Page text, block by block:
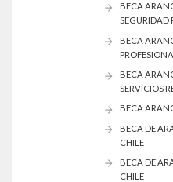
BECA
SEGURIDAD
BECA
BECA
SERVICIOS
BECA
BECA DE
CHILE
BECA DE
CHILE